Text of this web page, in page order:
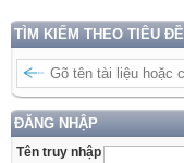
TÌM KIẾM THEO TIÊU ĐỀ
ĐĂNG NHẬP
Tên truy nhập